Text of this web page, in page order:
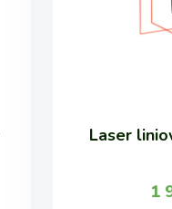
Laser
1